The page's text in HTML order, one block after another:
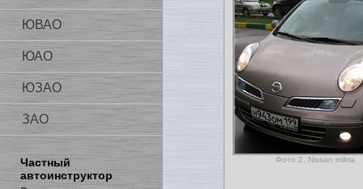
ЮВАО
ЮАО
ЮЗАО
ЗАО
Частный
автоинструктор
Фото 2. Nissan mikra